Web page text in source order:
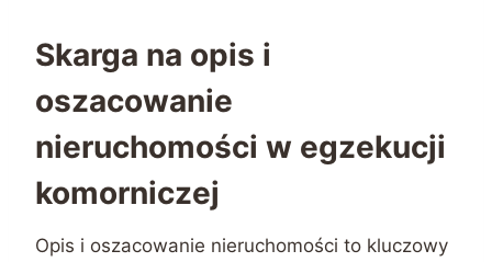
Skarga na opis i
oszacowanie
nieruchomości w egzekucji
komorniczej
Opis i oszacowanie nieruchomości to kluczowy